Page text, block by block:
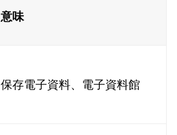
意味
保存電子資料、電子資料館